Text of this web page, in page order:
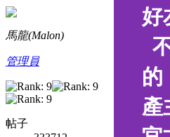
馬龍(Malon)
管理員
帖子
好
的
產